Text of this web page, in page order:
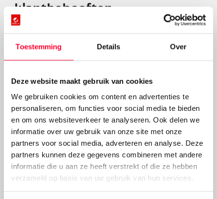
Toestemming Details Over
Deze website maakt gebruik van cookies
We gebruiken cookies om content en advertenties te
personaliseren, om functies voor social media te bieden
en om ons websiteverkeer te analyseren. Ook delen we
informatie over uw gebruik van onze site met onze
partners voor social media, adverteren en analyse. Deze
partners kunnen deze gegevens combineren met andere
informatie die u aan ze heeft verstrekt of die ze hebben
verzameld op basis van uw gebruik van hun services.
klantbehoeften
“Het is een eer dat producttestexperts onze prachtige e-
‘ZEER GOED’”, vertelt Johan Makaske, woordvoerder bij
Stella. “Deze e-bike is ontstaan vanuit wensen en
voor ons. Op basis van recente ontwikkelingen én de
resultaat: een énorm veelzijdige e-bike die zonder twijfel
de nieuwe benchmark is op het gebied van
fietsveiligheid, door onder meer het überveilige ABS-
systeem en de innovatieve verlichting. Laat je vooral
verrassen door de veelzijdigheid en talrijke innovaties die
deze e-bike te bieden heeft.”
Stella in de prijzen